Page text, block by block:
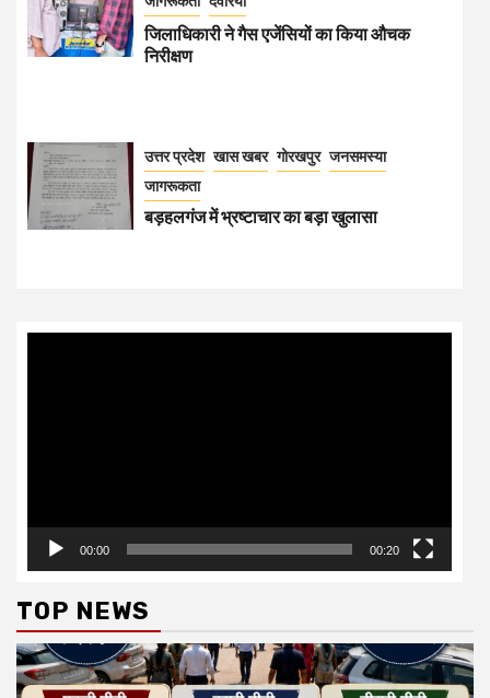
जिलाधिकारी ने गैस एजेंसियों का किया औचक
निरीक्षण
उत्तर प्रदेश खास खबर गोरखपुर जनसमस्या
जागरूकता
बड़हलगंज में भ्रष्टाचार का बड़ा खुलासा
00:00 00:20
TOP NEWS